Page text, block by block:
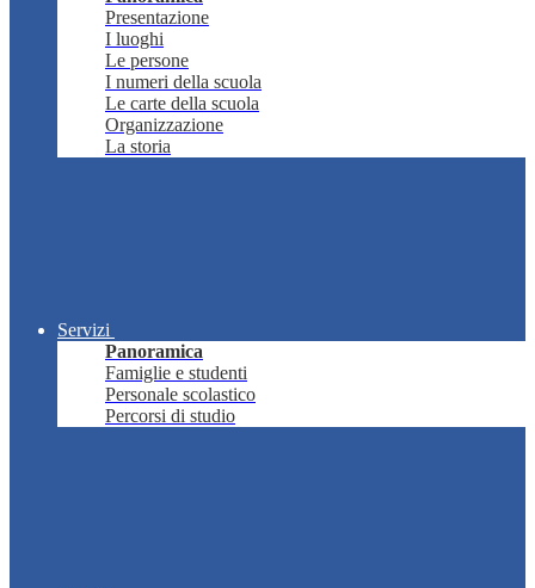
Presentazione
I luoghi
Le persone
I numeri della scuola
Le carte della scuola
Organizzazione
La storia
Servizi
Panoramica
Famiglie e studenti
Personale scolastico
Percorsi di studio